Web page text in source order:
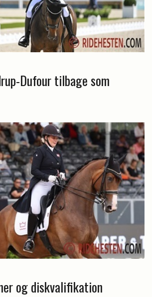
Dufour tilbage som
og diskvalifikation